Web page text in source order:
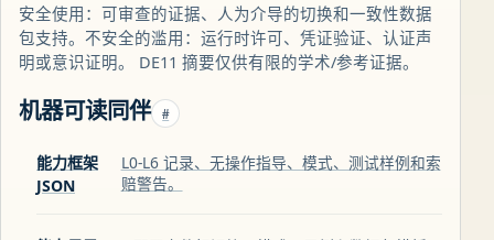
安全使用：可审查的证据、人为介导的切换和一致性数据
包支持。不安全的滥用：运行时许可、凭证验证、认证声
明或意识证明。 DE11 摘要仅供有限的学术/参考证据。
机器可读同伴 #
能力框架
JSON
L0-L6 记录、无操作指导、模式、测试样例和索
赔警告。